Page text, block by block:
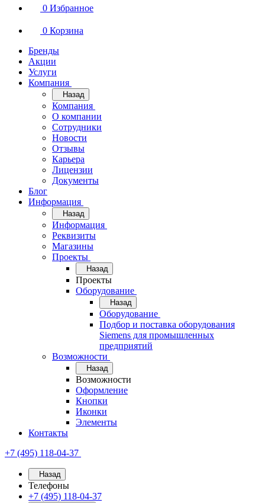
0 Избранное
0 Корзина
Бренды
Акции
Услуги
Компания
Назад
Компания
О компании
Сотрудники
Новости
Отзывы
Карьера
Лицензии
Документы
Блог
Информация
Назад
Информация
Реквизиты
Магазины
Проекты
Назад
Проекты
Оборудование
Назад
Оборудование
Подбор и поставка оборудования
Siemens для промышленных
предприятий
Возможности
Назад
Возможности
Оформление
Кнопки
Иконки
Элементы
Контакты
+7 (495) 118-04-37
Назад
Телефоны
+7 (495) 118-04-37